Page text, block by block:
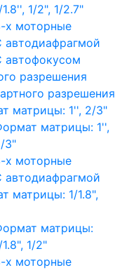
1.8'', 1/2", 1/2.7"
х моторные
автодиафрагмой
автофокусом
разрешения
разрешения
матрицы: 1'', 2/3"
матрицы: 1'',
3"
х моторные
автодиафрагмой
матрицы: 1/1.8",
матрицы:
1.8", 1/2"
х моторные